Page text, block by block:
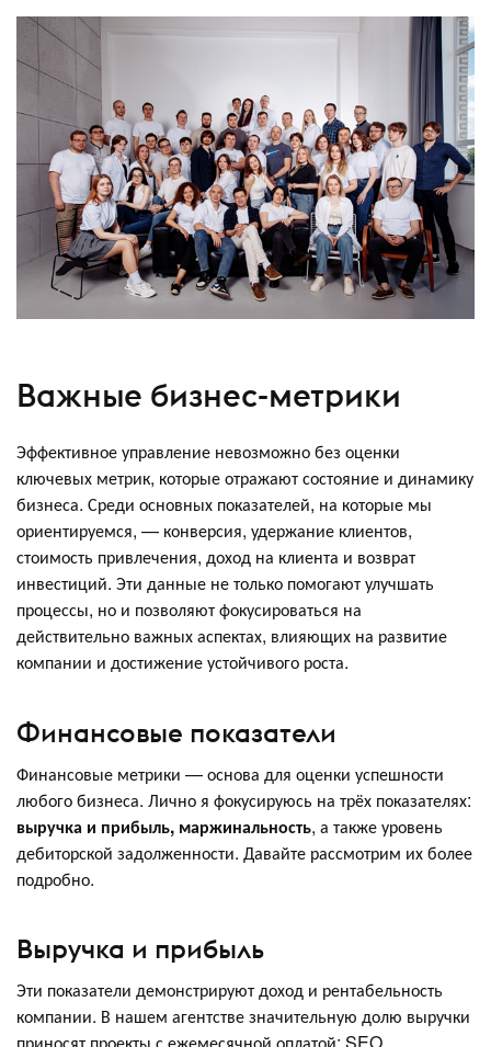
Важные бизнес-метрики
Эффективное управление невозможно без оценки
ключевых метрик, которые отражают состояние и динамику
бизнеса. Среди основных показателей, на которые мы
ориентируемся, — конверсия, удержание клиентов,
стоимость привлечения, доход на клиента и возврат
инвестиций. Эти данные не только помогают улучшать
процессы, но и позволяют фокусироваться на
действительно важных аспектах, влияющих на развитие
компании и достижение устойчивого роста.
Финансовые показатели
Финансовые метрики — основа для оценки успешности
любого бизнеса. Лично я фокусируюсь на трёх показателях:
выручка и прибыль, маржинальность, а также уровень
дебиторской задолженности. Давайте рассмотрим их более
подробно.
Выручка и прибыль
Эти показатели демонстрируют доход и рентабельность
компании. В нашем агентстве значительную долю выручки